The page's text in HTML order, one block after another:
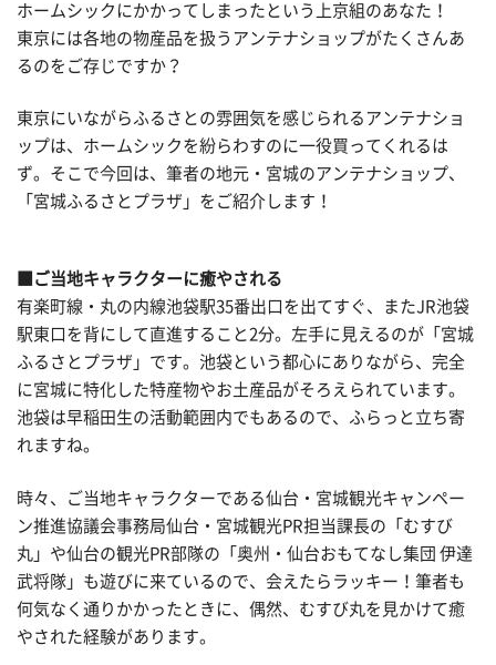
ホームシックにかかってしまったという上京組のあなた！
東京には各地の物産品を扱うアンテナショップがたくさんあ
るのをご存じですか？
東京にいながらふるさとの雰囲気を感じられるアンテナショ
ップは、ホームシックを紛らわすのに一役買ってくれるは
ず。そこで今回は、筆者の地元・宮城のアンテナショップ、
「宮城ふるさとプラザ」をご紹介します！
■ご当地キャラクターに癒やされる
有楽町線・丸の内線池袋駅35番出口を出てすぐ、またJR池袋
駅東口を背にして直進すること2分。左手に見えるのが「宮城
ふるさとプラザ」です。池袋という都心にありながら、完全
に宮城に特化した特産物やお土産品がそろえられています。
池袋は早稲田生の活動範囲内でもあるので、ふらっと立ち寄
れますね。
時々、ご当地キャラクターである仙台・宮城観光キャンペー
ン推進協議会事務局仙台・宮城観光PR担当課長の「むすび
丸」や仙台の観光PR部隊の「奥州・仙台おもてなし集団 伊達
武将隊」も遊びに来ているので、会えたらラッキー！筆者も
何気なく通りかかったときに、偶然、むすび丸を見かけて癒
やされた経験があります。